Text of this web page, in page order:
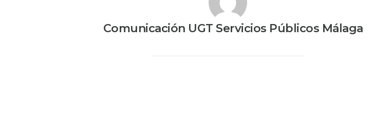
Comunicación UGT Servicios Públicos Málaga